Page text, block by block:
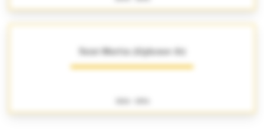
Saint-Martin (Alphonse de)